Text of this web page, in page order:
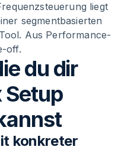
liegt
segmentbasierten
Aus Performance-
off.
du dir
Setup
konkreter